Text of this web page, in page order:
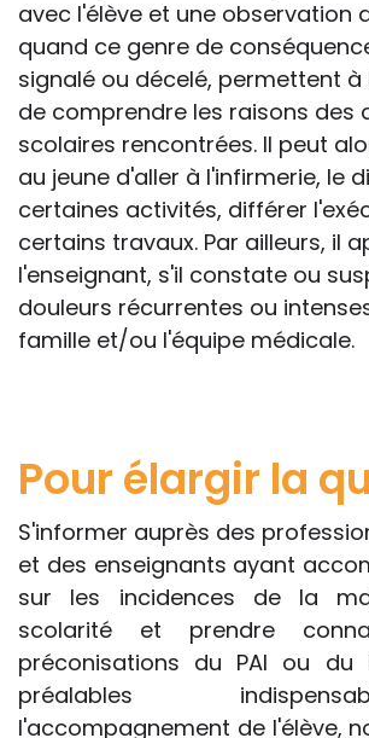
avec l'élève et une observation
quand ce genre de
signalé ou décelé, permettent à
de comprendre les raisons des
scolaires rencontrées. Il peut
au jeune d'aller à l'infirmerie, le
certaines activités, différer
certains travaux. Par ailleurs, il
l'enseignant, s'il constate ou
douleurs récurrentes ou
famille et/ou l'équipe médicale.
Pour élargir la
S'informer auprès des
et des enseignants ayant
sur les incidences de la
scolarité et prendre
préconisations du PAI ou du
préalables
l'accompagnement de l'élève,